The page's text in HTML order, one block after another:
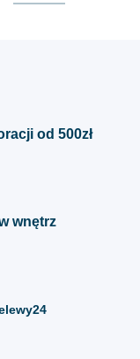
można
od 500zł
wnętrz